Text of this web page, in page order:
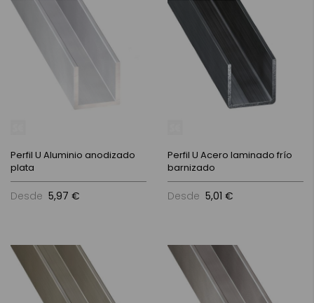
Perfil U Aluminio anodizado
plata
Desde 5,97 €
Perfil U Acero laminado frío
barnizado
Desde 5,01 €